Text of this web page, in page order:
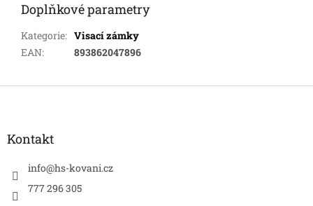
Doplňkové parametry
Kategorie: Visací zámky
EAN: 893862047896
Kontakt
info@hs-kovani.cz
777 296 305